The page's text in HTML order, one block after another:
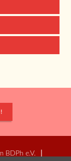
BDPh e.V.